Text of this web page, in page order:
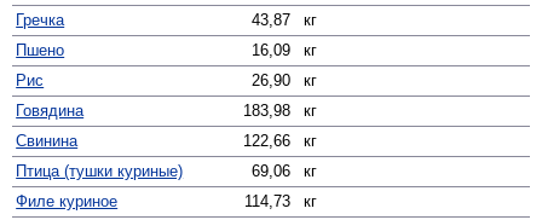
Гречка
43,87
кг
Пшено
16,09
кг
Рис
26,90
кг
Говядина
183,98
кг
Свинина
122,66
кг
Птица (тушки куриные)
69,06
кг
Филе куриное
114,73
кг